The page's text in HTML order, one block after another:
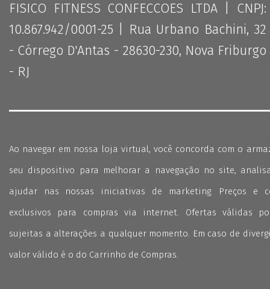
FISICO FITNESS CONFECCOES LTDA | CNPJ:
10.867.942/0001-25 | Rua Urbano Bachini, 32
- Córrego D'Antas - 28630-230, Nova Friburgo
- RJ
Ao navegar em nossa loja virtual, você concorda com o
seu dispositivo para melhorar a navegação no site,
ajudar nas nossas iniciativas de marketing. Preços e
exclusivos para compras via internet. Ofertas válidas
sujeitas a alterações a qualquer momento. Em caso de
valor válido é o do Carrinho de Compras.